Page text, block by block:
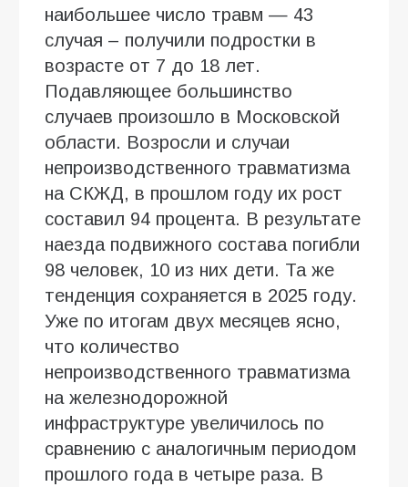
наибольшее число травм — 43
случая – получили подростки в
возрасте от 7 до 18 лет.
Подавляющее большинство
случаев произошло в Московской
области. Возросли и случаи
непроизводственного травматизма
на СКЖД, в прошлом году их рост
составил 94 процента. В результате
наезда подвижного состава погибли
98 человек, 10 из них дети. Та же
тенденция сохраняется в 2025 году.
Уже по итогам двух месяцев ясно,
что количество
непроизводственного травматизма
на железнодорожной
инфраструктуре увеличилось по
сравнению с аналогичным периодом
прошлого года в четыре раза. В